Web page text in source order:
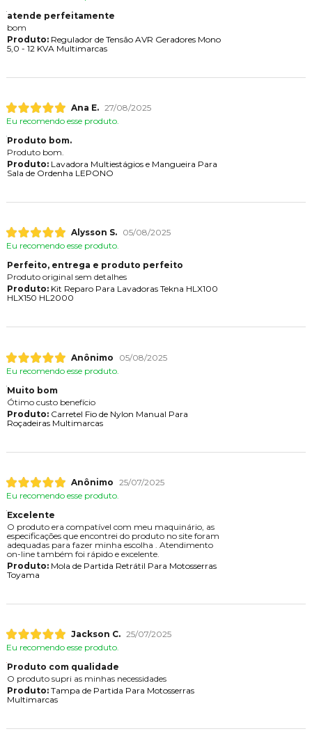
atende perfeitamente
bom
Produto:Regulador de Tensão AVR Geradores Mono
5,0 - 12 KVA Multimarcas
Ana E. 27/08/2025
Eu recomendo esse produto.
Produto bom.
Produto bom.
Produto:Lavadora Multiestágios e Mangueira Para
Sala de Ordenha LEPONO
Alysson S.
05/08/2025
Eu recomendo esse produto.
Perfeito, entrega e produto perfeito
Produto original sem detalhes
Produto:Kit Reparo Para Lavadoras Tekna HLX100
HLX150 HL2000
Anônimo
05/08/2025
Eu recomendo esse produto.
Muito bom
Ótimo custo benefício
Produto:Carretel Fio de Nylon Manual Para
Roçadeiras Multimarcas
Anônimo 25/07/2025
Eu recomendo esse produto.
Excelente
O produto era compatível com meu maquinário, as
especificações que encontrei do produto no site foram
adequadas para fazer minha escolha . Atendimento
on-line também foi rápido e excelente.
Produto:Mola de Partida Retrátil Para Motosserras
Toyama
Jackson C. 25/07/2025
Eu recomendo esse produto.
Produto com qualidade
O produto supri as minhas necessidades
Produto:Tampa de Partida Para Motosserras
Multimarcas